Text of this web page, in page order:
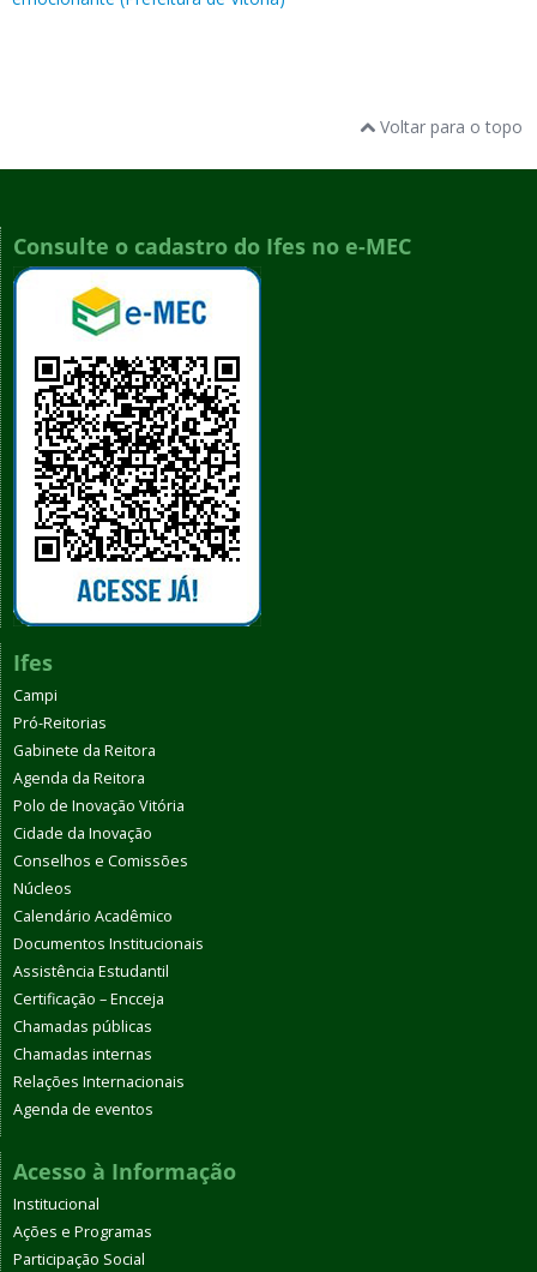
Voltar para o topo
Consulte o cadastro do Ifes no e-MEC
Ifes
Campi
Pró-Reitorias
Gabinete da Reitora
Agenda da Reitora
Polo de Inovação Vitória
Cidade da Inovação
Conselhos e Comissões
Núcleos
Calendário Acadêmico
Documentos Institucionais
Assistência Estudantil
Certificação – Encceja
Chamadas públicas
Chamadas internas
Relações Internacionais
Agenda de eventos
Acesso à Informação
Institucional
Ações e Programas
Participação Social